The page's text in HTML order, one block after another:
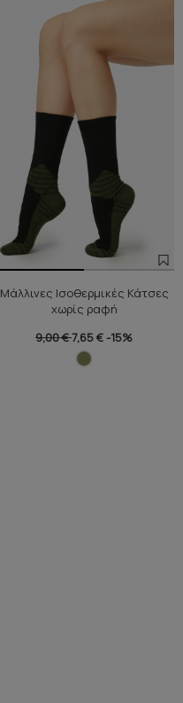
Μάλλινες Ισοθερμικές Κάτσες
χωρίς ραφή
9,00 €7,65 € -15%